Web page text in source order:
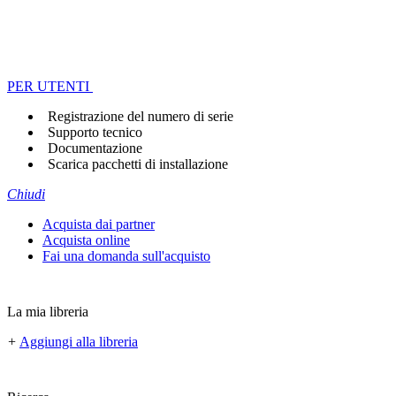
PER UTENTI
Registrazione del numero di serie
Supporto tecnico
Documentazione
Scarica pacchetti di installazione
Chiudi
Acquista dai partner
Acquista online
Fai una domanda sull'acquisto
La mia libreria
+ Aggiungi alla libreria